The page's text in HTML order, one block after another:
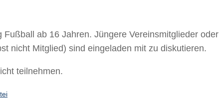
ab 16 Jahren. Jüngere Vereinsmitglieder oder
nicht Mitglied) sind eingeladen mit zu diskutieren.
teilnehmen.